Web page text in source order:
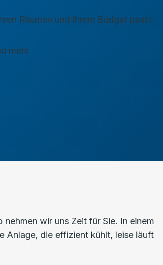
Räumen und Ihrem Budget passt
mehr
wir uns Zeit für Sie. In einem
Anlage, die effizient kühlt, leise läuft